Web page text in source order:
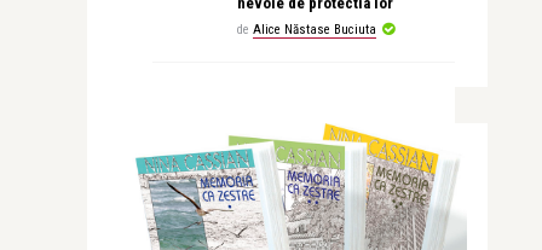
de Alice Năstase Buciuta